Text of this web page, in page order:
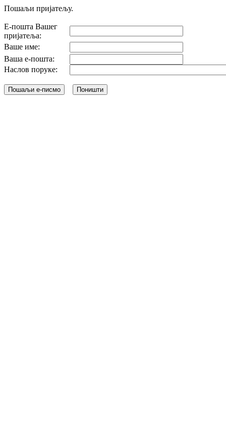
Пошаљи пријатељу.
Е-пошта Вашег
пријатеља:
Ваше име:
Ваша е-пошта:
Наслов поруке: